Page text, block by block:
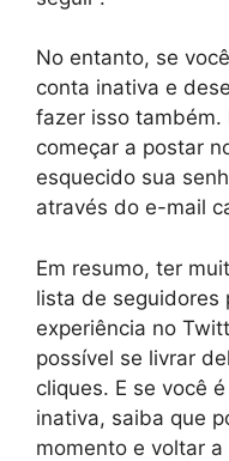
No entanto, se
conta inativa e
fazer isso também.
começar a postar
esquecido sua
através do e-mail
Em resumo, ter
lista de seguidores
experiência no
possível se livrar
cliques. E se você
inativa, saiba que
momento e voltar